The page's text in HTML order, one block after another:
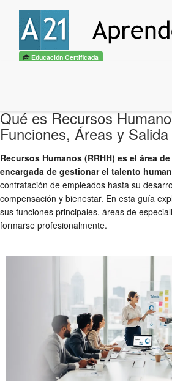
Educación Certificada
Qué es Recursos
Funciones, Áreas y
Recursos Humanos (RRHH) es el área
encargada de gestionar el talento
contratación de empleados hasta su
compensación y bienestar. En esta guía
sus funciones principales, áreas de
formarse profesionalmente.